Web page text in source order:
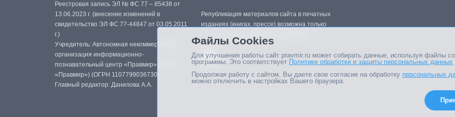
Реестровая запись ЭЛ № ФС 77 – 85438 от
13.06.2023 г. (внесение изменений в
свидетельство ЭЛ ФС 77-44847 от 03.05.2011
г.)
Учредитель: Автономная некоммерческая
организация информационно-
познавательный центр «Правмир» (АНО
«Правмир») (ОГРН 1107799036730)
Главный редактор: Данилова А.А.
Републикация материалов сайта в печатных
изданиях (книгах, прессе) возможна только
Файлы Cookies
Для улучшения работы сайт pravmir.ru может собирать данные, используя файлы
программы. Это соответствует Политике обработки и защиты персональных данных
Продолжая работу с сайтом, Вы даете свое согласие на обработку персональных
можно отключить в настройках Вашего браузера.